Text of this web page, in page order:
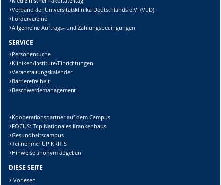
Verband der Universitätsklinika Deutschlands e.V. (VUD)
Fördervereine
Allgemeine Auftrags- und Zahlungsbedingungen
SERVICE
Personensuche
Kliniken/Institute/Einrichtungen
Veranstaltungskalender
Barrierefreiheit
Beschwerdemanagement
Kooperationspartner auf dem Campus
FOCUS: Top Nationales Krankenhaus
Gesundheitscampus
Teilnehmer UP KRITIS
Hinweise anonym abgeben
DIESE SEITE
Vorlesen